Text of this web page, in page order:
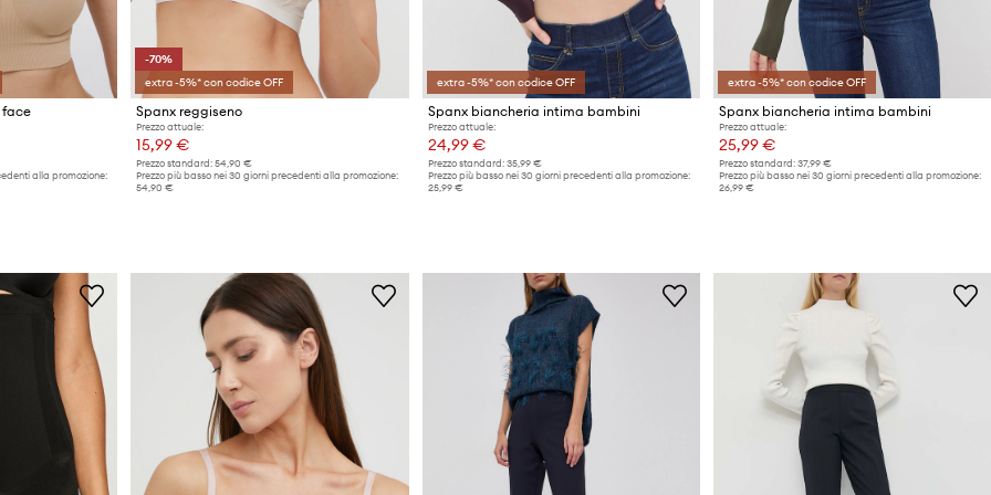
face
alla promozione:
-70%
extra -5%* con codice OFF
Spanx reggiseno
Prezzo attuale:
15,99 €
Prezzo standard: 54,90 €
Prezzo più basso nei 30 giorni precedenti alla promozione:
54,90 €
extra -5%* con codice OFF
Spanx biancheria intima bambini
Prezzo attuale:
24,99 €
Prezzo standard: 35,99 €
Prezzo più basso nei 30 giorni precedenti alla promozione:
25,99 €
extra -5%* con codice OFF
Spanx biancheria intima bambini
Prezzo attuale:
25,99 €
Prezzo standard: 37,99 €
Prezzo più basso nei 30 giorni precedenti alla promozione:
26,99 €